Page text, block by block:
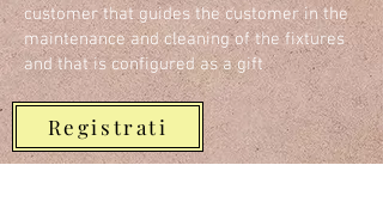
customer that guides the customer in the
maintenance and cleaning of the fixtures
and that is configured as a gift
Registrati